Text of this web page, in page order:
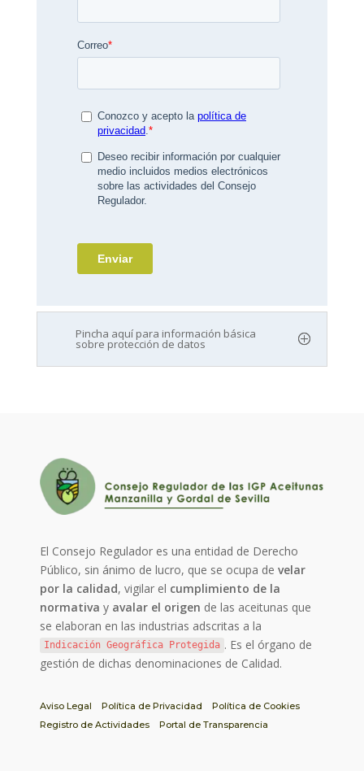
Pincha aquí para información básica
sobre protección de datos
El Consejo Regulador es una entidad de Derecho
Público, sin ánimo de lucro, que se ocupa develar
por la calidad, vigilar el cumplimiento de la
normativa y avalar el origen de las aceitunas que
se elaboran en las industrias adscritas a la
Indicación Geográfica Protegida . Es el órgano de
gestión de dichas denominaciones de Calidad.
Aviso Legal Política de Privacidad
Política de Cookies
Registro de Actividades
Portal de Transparencia